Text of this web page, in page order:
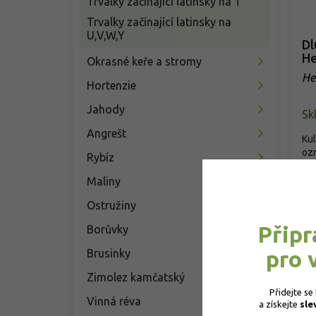
Trvalky začínající latinsky na
U,V,W,Y
Okrasné keře a stromy
Hortenzie
Jahody
Angrešt
Rybíz
Maliny
Ostružiny
Borůvky
Brusinky
Zimolez kamčatský
Vinná réva
pro
Přidejte se
a získejte